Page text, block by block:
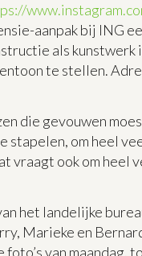
aanpak bij ING
als
te stellen.
die gevouwen
om heel
vraagt ook om heel
het landelijke
Marieke en
van maandag,